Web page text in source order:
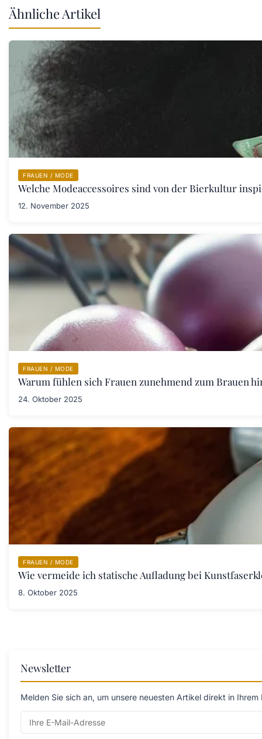
Ähnliche Artikel
FRAUEN / MODE
Welche Modeaccessoires sind von der Bierkultur
12. November 2025
FRAUEN / MODE
Warum fühlen sich Frauen zunehmend zum Brauen
24. Oktober 2025
FRAUEN / MODE
Wie vermeide ich statische Aufladung bei
8. Oktober 2025
Newsletter
Melden Sie sich an, um unsere neuesten Artikel direkt in